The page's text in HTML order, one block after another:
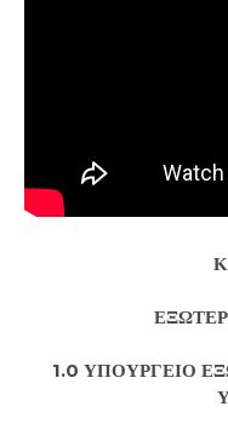
1.0 ΥΠΟΥΡΓΕΙΟ